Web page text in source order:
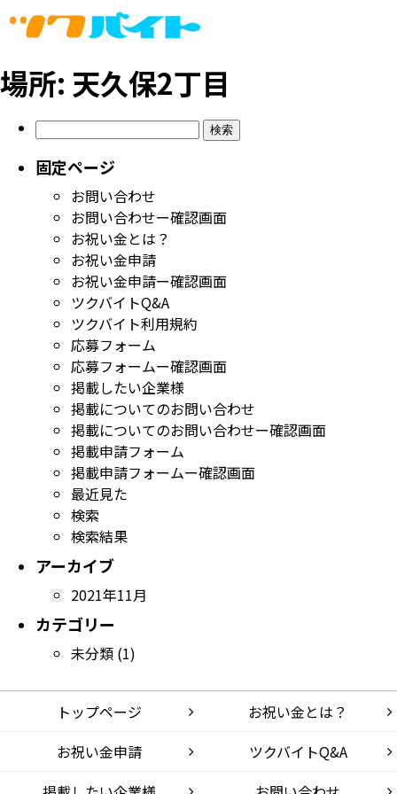
場所: 天久保2丁目
検
固定ページ
お問い合わせ
お問い合わせー確認画面
お祝い金とは？
お祝い金申請
お祝い金申請ー確認画面
ツクバイトQ&A
ツクバイト利用規約
応募フォーム
応募フォームー確認画面
掲載したい企業様
掲載についてのお問い合わせ
掲載についてのお問い合わせー確認画面
掲載申請フォーム
掲載申請フォームー確認画面
最近見た
検索
検索結果
アーカイブ
2021年11月
カテゴリー
未分類 (1)
トップページ
お祝い金とは？
お祝い金申請
ツクバイトQ&A